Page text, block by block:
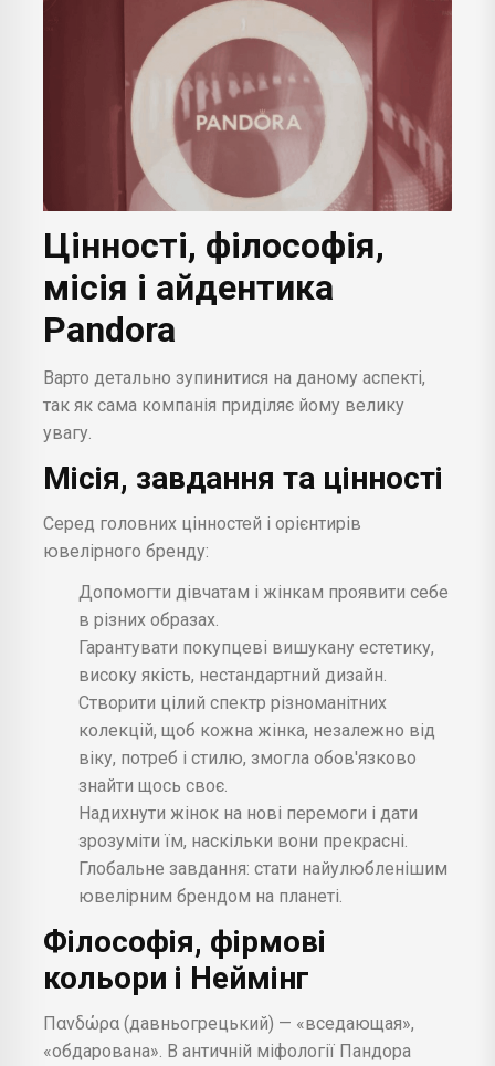
Цінності, філософія,
місія і айдентика
Pandora
Варто детально зупинитися на даному аспекті,
так як сама компанія приділяє йому велику
увагу.
Місія, завдання та цінності
Серед головних цінностей і орієнтирів
ювелірного бренду:
Допомогти дівчатам і жінкам проявити себе
в різних образах.
Гарантувати покупцеві вишукану естетику,
високу якість, нестандартний дизайн.
Створити цілий спектр різноманітних
колекцій, щоб кожна жінка, незалежно від
віку, потреб і стилю, змогла обов'язково
знайти щось своє.
Надихнути жінок на нові перемоги і дати
зрозуміти їм, наскільки вони прекрасні.
Глобальне завдання: стати найулюбленішим
ювелірним брендом на планеті.
Філософія, фірмові
кольори і Неймінг
Πανδώρα (давньогрецький) — «вседающая»,
«обдарована». В античній міфології Пандора